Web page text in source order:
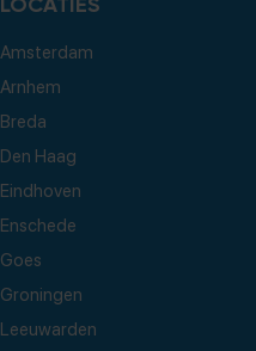
Amsterdam
Arnhem
Breda
Den Haag
Eindhoven
Enschede
Goes
Groningen
Leeuwarden